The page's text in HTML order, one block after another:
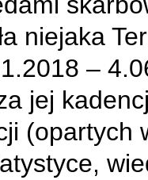
niejaka
–
jej
(opartych